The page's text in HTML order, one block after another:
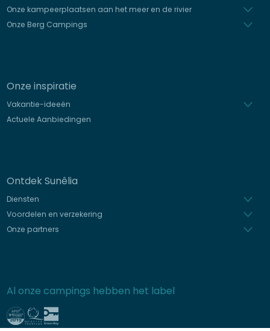
Onze kampeerplaatsen aan het meer en de rivier
Onze Berg Campings
Onze inspiratie
Vakantie-ideeën
Actuele Aanbiedingen
Ontdek Sunêlia
Diensten
Voordelen en verzekering
Onze partners
Al onze campings hebben het label